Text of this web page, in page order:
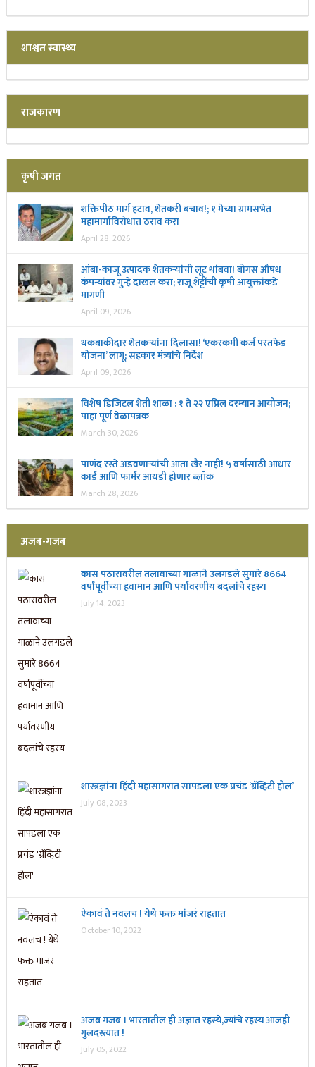
शाश्वत स्वास्थ्य
राजकारण
कृषी जगत
शक्तिपीठ मार्ग हटाव, शेतकरी बचाव!; १ मेच्या ग्रामसभेत
महामार्गाविरोधात ठराव करा
April 28, 2026
आंबा-काजू उत्पादक शेतकऱ्यांची लूट थांबवा! बोगस औषध
कंपन्यांवर गुन्हे दाखल करा; राजू शेट्टींची कृषी आयुक्तांकडे
मागणी
April 09, 2026
थकबाकीदार शेतकऱ्यांना दिलासा! ‘एकरकमी कर्ज परतफेड
योजना’ लागू; सहकार मंत्र्यांचे निर्देश
April 09, 2026
विशेष डिजिटल शेती शाळा : १ ते २२ एप्रिल दरम्यान आयोजन;
पाहा पूर्ण वेळापत्रक
March 30, 2026
पाणंद रस्ते अडवणाऱ्यांची आता खैर नाही! ५ वर्षांसाठी आधार
कार्ड आणि फार्मर आयडी होणार ब्लॉक
March 28, 2026
अजब-गजब
कास पठारावरील तलावाच्या गाळाने उलगडले सुमारे 8664
वर्षांपूर्वीच्या हवामान आणि पर्यावरणीय बदलांचे रहस्य
July 14, 2023
शास्त्रज्ञांना हिंदी महासागरात सापडला एक प्रचंड ‘ग्रॅव्हिटी होल’
July 08, 2023
ऐकावं ते नवलच ! येथे फक्त मांजरं राहतात
October 10, 2022
अजब गजब । भारतातील ही अज्ञात रहस्ये,ज्यांचे रहस्य आजही
गुलदस्त्यात !
July 05, 2022